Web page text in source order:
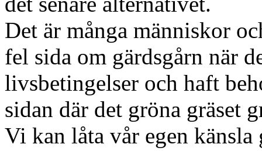
Det är många människor
fel sida om gärdsgårn när
livsbetingelser och haft
sidan där det gröna gräset
Vi kan låta vår egen